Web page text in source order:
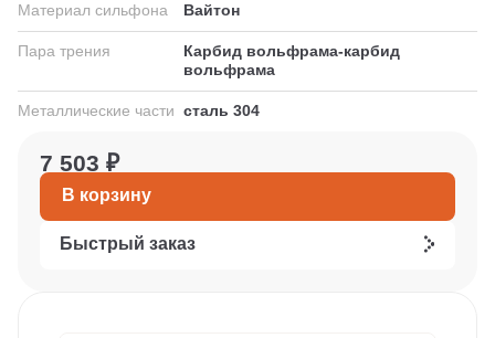
Материал сильфона Вайтон
Пара трения
Карбид вольфрама-карбид
вольфрама
Металлические части сталь 304
7 503 ₽
В корзину
Быстрый заказ